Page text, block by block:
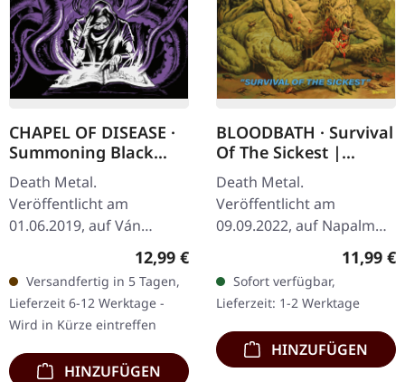
CHAPEL OF DISEASE ·
Summoning Black
Gods | DIGIPAK CD
Death Metal.
Veröffentlicht am
01.06.2019, auf Ván
Records. CD im Digipack
Songtexte. Die deutsche
Death Metal-Formation
Chapel of…
Regulärer Preis:
12,99 €
Versandfertig in 5 Tagen,
Lieferzeit 6-12 Werktage -
Wird in Kürze eintreffen
HINZUFÜGEN
BLOODBATH · Survival
Of The Sickest |
DIGIPAK CD
Death Metal.
Veröffentlicht am
09.09.2022, auf Napalm
Records. CD im DigiPack
mit 12-seitigem Booklet.
Survival Of The Sickest ist
ein…
11,99 €
Sofort verfügbar,
Lieferzeit: 1-2 Werktage
HINZUFÜGEN